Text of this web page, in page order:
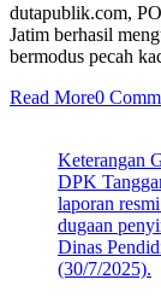
dutapublik.com,
Jatim berhasil
bermodus pecah
Read More0
Keterangan
DPK
laporan
dugaan
Dinas
(30/7/2025).